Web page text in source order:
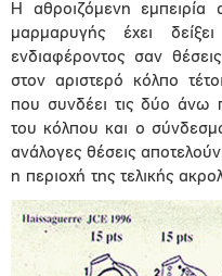
Η αθροιζόμενη εμπειρία
μαρμαρυγής έχει
ενδιαφέροντος σαν
στον αριστερό κόλπο
που συνδέει τις δύο άνω
του κόλπου και ο
ανάλογες θέσεις
η περιοχή της τελικής